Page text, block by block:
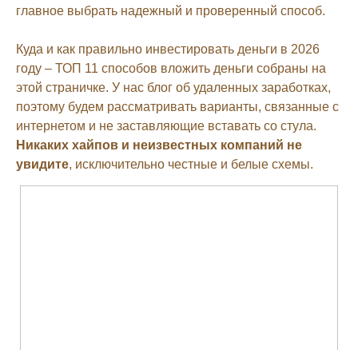
главное выбрать надежный и проверенный способ.
Куда и как правильно инвестировать деньги в 2026
году – ТОП 11 способов вложить деньги собраны на
этой страничке. У нас блог об удаленных заработках,
поэтому будем рассматривать варианты, связанные с
интернетом и не заставляющие вставать со стула.
Никаких хайпов и неизвестных компаний не
увидите, исключительно честные и белые схемы.